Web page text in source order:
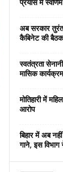
अब सरकार
कैबिनेट की
स्वतंत्रता सेनानी
मासिक
मोतिहारी में
आरोप
बिहार में अब
गाने, इस